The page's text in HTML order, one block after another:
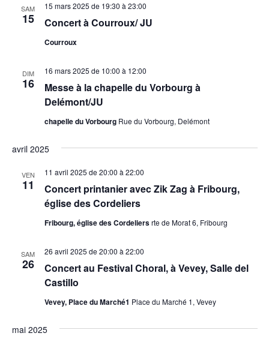
SAM
15 Concert à Courroux/ JU
15 mars 2025 de 19:30 à 23:00
Courroux
DIM
16
Messe à la chapelle du Vorbourg à
Delémont/JU
16 mars 2025 de 10:00 à 12:00
chapelle du Vorbourg Rue du Vorbourg, Delémont
avril 2025
VEN
11
Concert printanier avec Zik Zag à Fribourg,
église des Cordeliers
11 avril 2025 de 20:00 à 22:00
Fribourg, église des Cordeliersrte de Morat 6, Fribourg
SAM
26
Concert au Festival Choral, à Vevey, Salle del
Castillo
26 avril 2025 de 20:00 à 22:00
Vevey, Place du Marché1 Place du Marché 1, Vevey
mai 2025